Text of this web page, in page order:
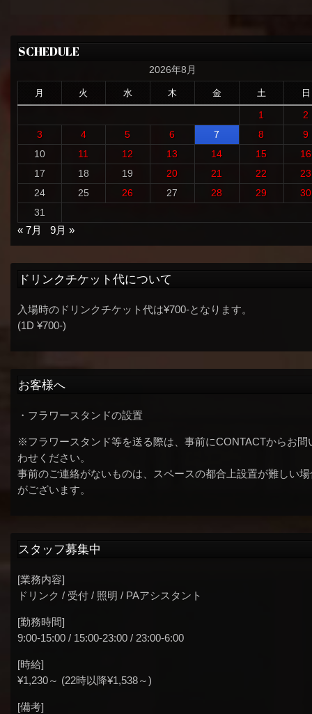
SCHEDULE
2026年8月
月 火 水 木 金 土 日
1
2
3
4 5 6 7 8
9
10
11 12 13 14 15
16
17
18 19 20 21 22
23
24
25 26 27 28 29
30
31
« 7月
9月 »
ドリンクチケット代について
入場時のドリンクチケット代は¥700-となります。
(1D ¥700-)
お客様へ
・フラワースタンドの設置
※フラワースタンド等を送る際は、事前にCONTACTからお問
わせください。
事前のご連絡がないものは、スペースの都合上設置が難しい場
がございます。
スタッフ募集中
[業務内容]
ドリンク / 受付 / 照明 / PAアシスタント
[勤務時間]
9:00-15:00 / 15:00-23:00 / 23:00-6:00
[時給]
¥1,230～ (22時以降¥1,538～)
[備考]